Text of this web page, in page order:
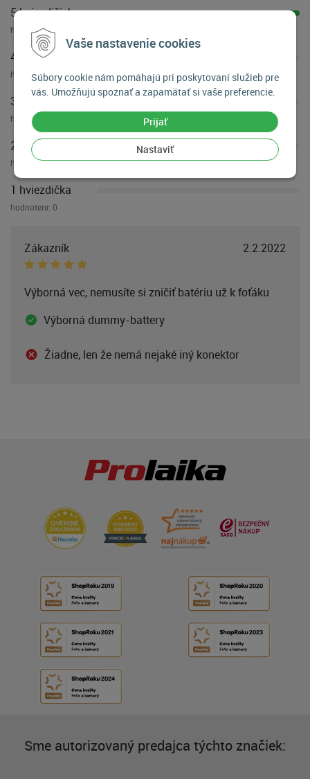
Vaše nastavenie cookies
Súbory cookie nám pomáhajú pri poskytovaní služieb pre
vás. Umožňujú spoznať a zapamätať si vaše preferencie.
Prijať
Nastaviť
5 hviezdičiek
hodnotení:1
4 hviezdičky
hodnotení:0
3 hviezdičky
hodnotení:
2 hviezdičky
hodnotení:0
1 hviezdička
hodnotení: 0
Zákazník 2.2.2022
Výborná vec, nemusíte si zničiť batériu už k foťáku
Výborná dummy-battery
Žiadne, len že nemá nejaké iný konektor
Sme autorizovaný predajca týchto značiek: